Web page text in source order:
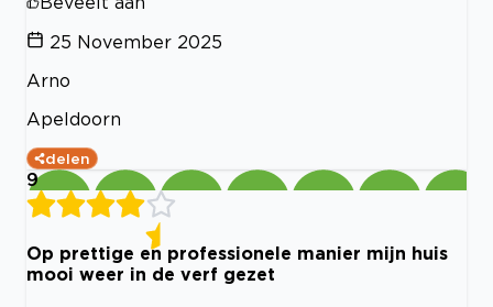
25 November 2025
Arno
Apeldoorn
delen
9
Op prettige en professionele manier mijn huis
mooi weer in de verf gezet